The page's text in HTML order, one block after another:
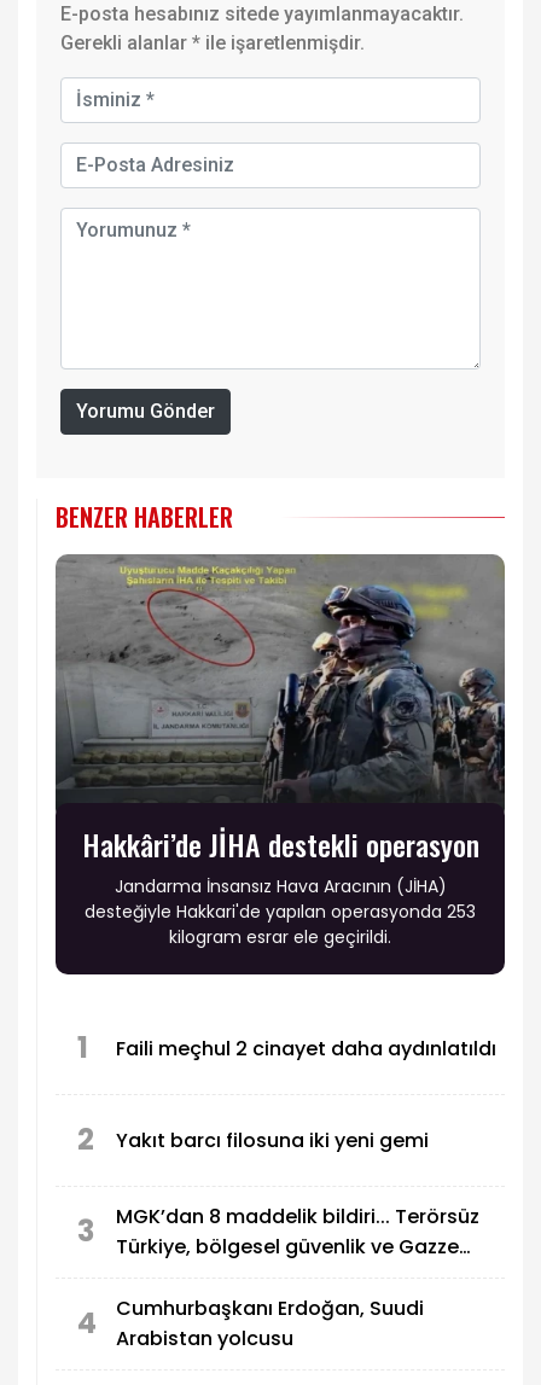
E-posta hesabınız sitede yayımlanmayacaktır.
Gerekli alanlar * ile işaretlenmişdir.
Yorumu Gönder
BENZER HABERLER
Hakkâri’de JİHA destekli operasyon
Jandarma İnsansız Hava Aracının (JİHA)
desteğiyle Hakkari'de yapılan operasyonda 253
kilogram esrar ele geçirildi.
1 Faili meçhul 2 cinayet daha aydınlatıldı
2 Yakıt barcı filosuna iki yeni gemi
3
MGK’dan 8 maddelik bildiri... Terörsüz
Türkiye, bölgesel güvenlik ve Gazze
4
Cumhurbaşkanı Erdoğan, Suudi
Arabistan yolcusu